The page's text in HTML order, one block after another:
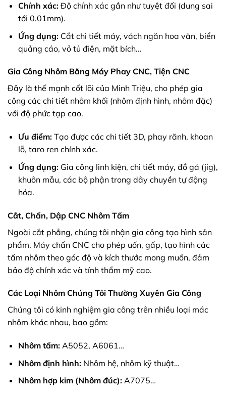
Chính xác:Độ chính xác gần như tuyệt đối (dung sai
tới 0.01mm).
Ứng dụng:Cắt chi tiết máy, vách ngăn hoa văn, biển
quảng cáo, vỏ tủ điện, mặt bích…
Gia Công Nhôm Bằng Máy Phay CNC, Tiện CNC
Đây là thế mạnh cốt lõi của Minh Triệu, cho phép gia
công các chi tiết nhôm khối (nhôm định hình, nhôm đặc)
với độ phức tạp cao.
Ưu điểm:Tạo được các chi tiết 3D, phay rãnh, khoan
lỗ, taro ren chính xác.
Ứng dụng:Gia công linh kiện, chi tiết máy, đồ gá (jig),
khuôn mẫu, các bộ phận trong dây chuyền tự động
hóa.
Cắt, Chấn, Dập CNC Nhôm Tấm
Ngoài cắt phẳng, chúng tôi nhận gia công tạo hình sản
phẩm. Máy chấn CNC cho phép uốn, gấp, tạo hình các
tấm nhôm theo góc độ và kích thước mong muốn, đảm
bảo độ chính xác và tính thẩm mỹ cao.
Các Loại Nhôm Chúng Tôi Thường Xuyên Gia Công
Chúng tôi có kinh nghiệm gia công trên nhiều loại mác
nhôm khác nhau, bao gồm:
Nhôm tấm:A5052, A6061…
Nhôm định hình:Nhôm hệ, nhôm kỹ thuật…
Nhôm hợp kim (Nhôm đúc):A7075…